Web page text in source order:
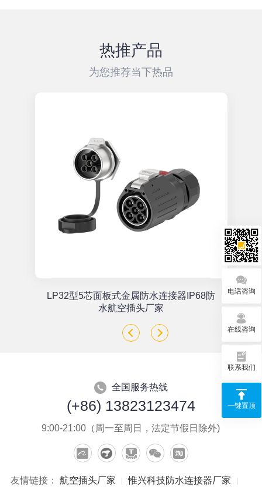
热推产品
为您推荐当下热品
LP32型5芯面板式金属防水连接器IP68防
水航空插头厂家
全国服务热线
(+86) 13823123474
9:00-21:00（周一至周日，法定节假日除外)
友情链接： 航空插头厂家 惟兴科技防水连接器厂家
电话咨询
在线咨询
联系我们
一键置顶